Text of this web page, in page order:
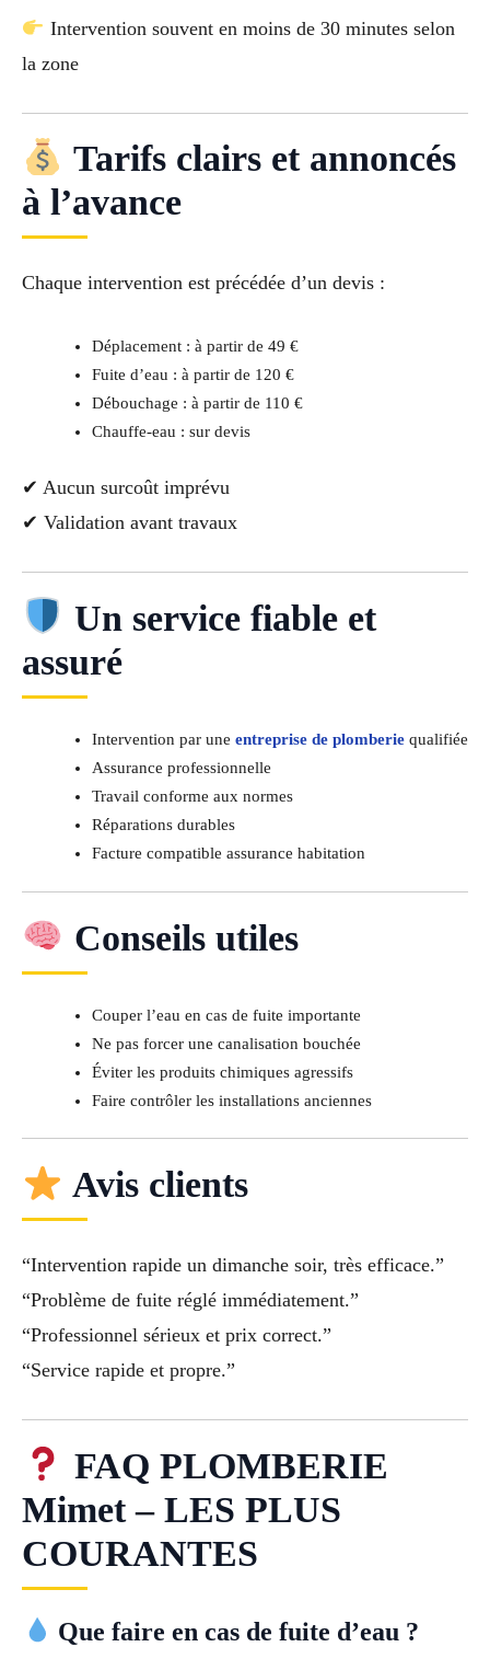
Intervention souvent en moins de 30 minutes selon
la zone
Tarifs clairs et annoncés
à l’avance
Chaque intervention est précédée d’un devis :
Déplacement : à partir de 49 €
Fuite d’eau : à partir de 120 €
Débouchage : à partir de 110 €
Chauffe-eau : sur devis
✔ Aucun surcoût imprévu
✔ Validation avant travaux
Un service fiable et
assuré
Intervention par une entreprise de plomberiequalifiée
Assurance professionnelle
Travail conforme aux normes
Réparations durables
Facture compatible assurance habitation
Conseils utiles
Couper l’eau en cas de fuite importante
Ne pas forcer une canalisation bouchée
Éviter les produits chimiques agressifs
Faire contrôler les installations anciennes
Avis clients
“Intervention rapide un dimanche soir, très efficace.”
“Problème de fuite réglé immédiatement.”
“Professionnel sérieux et prix correct.”
“Service rapide et propre.”
FAQ PLOMBERIE
Mimet – LES PLUS
COURANTES
Que faire en cas de fuite d’eau ?